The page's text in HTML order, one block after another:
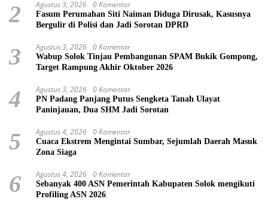
2 Agustus 3, 2026 0 Komentar
Fasum Perumahan Siti Naiman Diduga Dirusak, Kasusnya
Bergulir di Polisi dan Jadi Sorotan DPRD
3 Agustus 3, 2026 0 Komentar
Wabup Solok Tinjau Pembangunan SPAM Bukik Gompong,
Target Rampung Akhir Oktober 2026
4 Agustus 3, 2026 0 Komentar
PN Padang Panjang Putus Sengketa Tanah Ulayat
Paninjauan, Dua SHM Jadi Sorotan
5 Agustus 4, 2026 0 Komentar
Cuaca Ekstrem Mengintai Sumbar, Sejumlah Daerah Masuk
Zona Siaga
6 Agustus 4, 2026 0 Komentar
Sebanyak 400 ASN Pemerintah Kabupaten Solok mengikuti
Profiling ASN 2026